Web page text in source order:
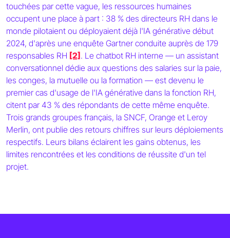
touchées par cette vague, les ressources humaines
occupent une place à part : 38 % des directeurs RH dans le
monde pilotaient ou déployaient déjà l'IA générative début
2024, d'après une enquête Gartner conduite auprès de 179
responsables RH [2] . Le chatbot RH interne — un assistant
conversationnel dédie aux questions des salaries sur la paie,
les conges, la mutuelle ou la formation — est devenu le
premier cas d'usage de l'IA générative dans la fonction RH,
citent par 43 % des répondants de cette même enquête.
Trois grands groupes français, la SNCF, Orange et Leroy
Merlin, ont publie des retours chiffres sur leurs déploiements
respectifs. Leurs bilans éclairent les gains obtenus, les
limites rencontrées et les conditions de réussite d'un tel
projet.